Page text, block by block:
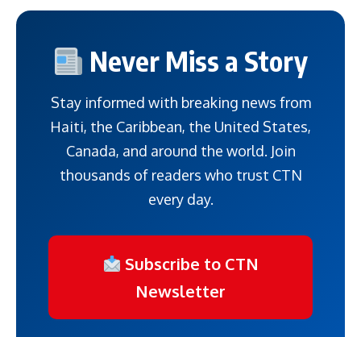
Never Miss a Story
Stay informed with breaking news from
Haiti, the Caribbean, the United States,
Canada, and around the world. Join
thousands of readers who trust CTN
every day.
Subscribe to CTN
Newsletter